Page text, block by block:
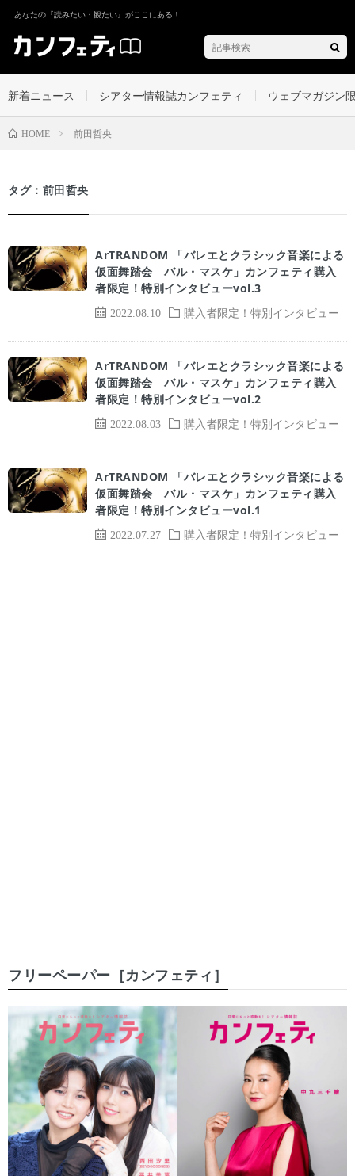
あなたの『読みたい・観たい』がここにある！
新着ニュース シアター情報誌カンフェティ ウェブマガジン
HOME 前田哲央
タグ：前田哲央
2022.08.10 購入者限定！特別インタビュー
ArTRANDOM 「バレエとクラシック音楽による
仮面舞踏会 バル・マスケ」カンフェティ購入
者限定！特別インタビューvol.3
2022.08.03 購入者限定！特別インタビュー
ArTRANDOM 「バレエとクラシック音楽による
仮面舞踏会 バル・マスケ」カンフェティ購入
者限定！特別インタビューvol.2
2022.07.27 購入者限定！特別インタビュー
ArTRANDOM 「バレエとクラシック音楽による
仮面舞踏会 バル・マスケ」カンフェティ購入
者限定！特別インタビューvol.1
フリーペーパー［カンフェティ］